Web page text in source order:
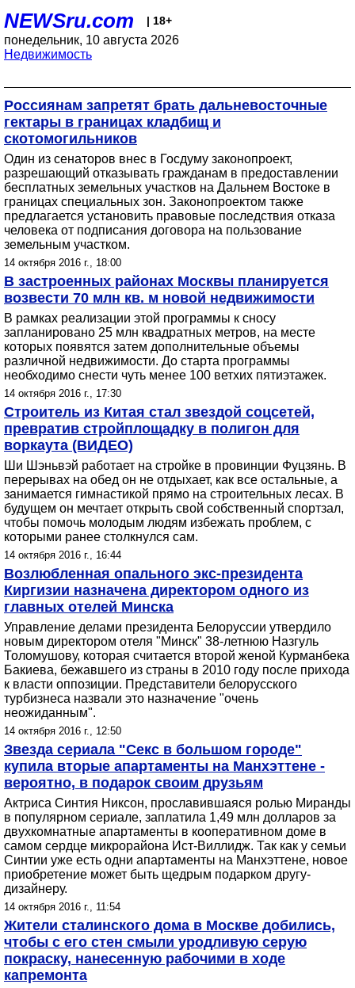
NEWSru.com | 18+
понедельник, 10 августа 2026
Недвижимость
Россиянам запретят брать дальневосточные
гектары в границах кладбищ и
скотомогильников
Один из сенаторов внес в Госдуму законопроект,
разрешающий отказывать гражданам в предоставлении
бесплатных земельных участков на Дальнем Востоке в
границах специальных зон. Законопроектом также
предлагается установить правовые последствия отказа
человека от подписания договора на пользование
земельным участком.
14 октября 2016 г., 18:00
В застроенных районах Москвы планируется
возвести 70 млн кв. м новой недвижимости
В рамках реализации этой программы к сносу
запланировано 25 млн квадратных метров, на месте
которых появятся затем дополнительные объемы
различной недвижимости. До старта программы
необходимо снести чуть менее 100 ветхих пятиэтажек.
14 октября 2016 г., 17:30
Строитель из Китая стал звездой соцсетей,
превратив стройплощадку в полигон для
воркаута (ВИДЕО)
Ши Шэньвэй работает на стройке в провинции Фуцзянь. В
перерывах на обед он не отдыхает, как все остальные, а
занимается гимнастикой прямо на строительных лесах. В
будущем он мечтает открыть свой собственный спортзал,
чтобы помочь молодым людям избежать проблем, с
которыми ранее столкнулся сам.
14 октября 2016 г., 16:44
Возлюбленная опального экс-президента
Киргизии назначена директором одного из
главных отелей Минска
Управление делами президента Белоруссии утвердило
новым директором отеля "Минск" 38-летнюю Назгуль
Толомушову, которая считается второй женой Курманбека
Бакиева, бежавшего из страны в 2010 году после прихода
к власти оппозиции. Представители белорусского
турбизнеса назвали это назначение "очень
неожиданным".
14 октября 2016 г., 12:50
Звезда сериала "Секс в большом городе"
купила вторые апартаменты на Манхэттене -
вероятно, в подарок своим друзьям
Актриса Синтия Никсон, прославившаяся ролью Миранды
в популярном сериале, заплатила 1,49 млн долларов за
двухкомнатные апартаменты в кооперативном доме в
самом сердце микрорайона Ист-Виллидж. Так как у семьи
Синтии уже есть одни апартаменты на Манхэттене, новое
приобретение может быть щедрым подарком другу-
дизайнеру.
14 октября 2016 г., 11:54
Жители сталинского дома в Москве добились,
чтобы с его стен смыли уродливую серую
покраску, нанесенную рабочими в ходе
капремонта